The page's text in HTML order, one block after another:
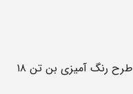
طرح رنگ آمیزی بن تن ۱۸